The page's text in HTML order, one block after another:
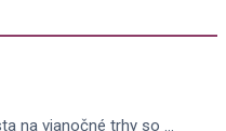
Zažite čaro Viedne: Pohodlná cesta na vianočné trhy so Slovak Lines